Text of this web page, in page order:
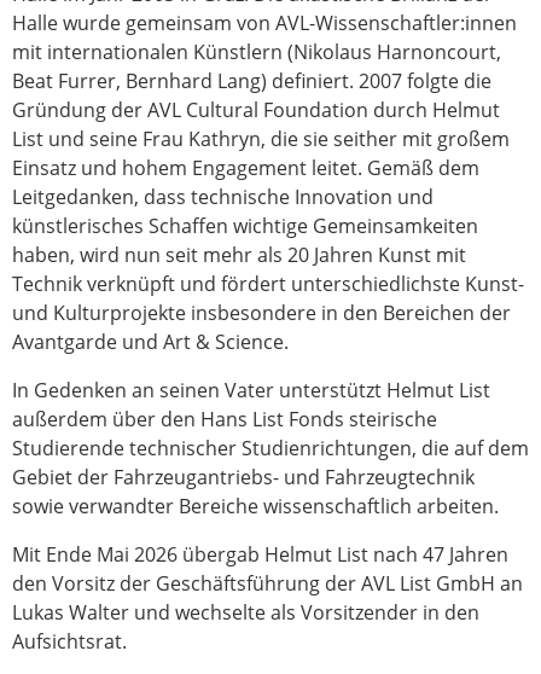
Halle wurde gemeinsam von AVL-Wissenschaftler:innen
mit internationalen Künstlern (Nikolaus Harnoncourt,
Beat Furrer, Bernhard Lang) definiert. 2007 folgte die
Gründung der AVL Cultural Foundation durch Helmut
List und seine Frau Kathryn, die sie seither mit großem
Einsatz und hohem Engagement leitet. Gemäß dem
Leitgedanken, dass technische Innovation und
künstlerisches Schaffen wichtige Gemeinsamkeiten
haben, wird nun seit mehr als 20 Jahren Kunst mit
Technik verknüpft und fördert unterschiedlichste Kunst-
und Kulturprojekte insbesondere in den Bereichen der
Avantgarde und Art & Science.
In Gedenken an seinen Vater unterstützt Helmut List
außerdem über den Hans List Fonds steirische
Studierende technischer Studienrichtungen, die auf dem
Gebiet der Fahrzeugantriebs- und Fahrzeugtechnik
sowie verwandter Bereiche wissenschaftlich arbeiten.
Mit Ende Mai 2026 übergab Helmut List nach 47 Jahren
den Vorsitz der Geschäftsführung der AVL List GmbH an
Lukas Walter und wechselte als Vorsitzender in den
Aufsichtsrat.